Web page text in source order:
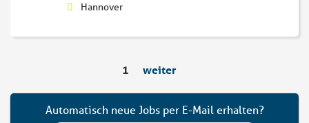
Hannover
1 weiter
Automatisch neue Jobs per E-Mail erhalten?